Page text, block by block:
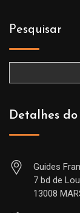
Pesquisar
Detalhes
Guides
7 bd de
13008